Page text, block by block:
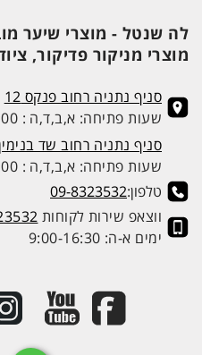
לה שנטל - מוצרי שיער
מוצרי מניקור פדיקור,
סניף נתניה רחוב פנקס 12
שעות פתיחה: א,ב,ד,ה : 9:00-15:00, ג: 9:00-13:00
סניף נתניה רחוב שד בנימין
שעות פתיחה: א,ב,ד,ה : 9:00-18:00, ג,ו: 9:00-13:00
טלפון:09-8323532
ווצאפ שירות לקוחות
ימים א-ה: 9:00-16:30